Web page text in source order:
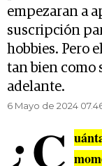
empezaran a
suscripción
hobbies. Pero
tan bien como
adelante.
6 Mayo de 2024
¿C